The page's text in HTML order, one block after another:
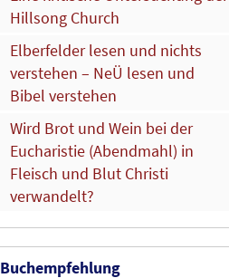
Hillsong Church
Elberfelder lesen und nichts
verstehen – NeÜ lesen und
Bibel verstehen
Wird Brot und Wein bei der
Eucharistie (Abendmahl) in
Fleisch und Blut Christi
verwandelt?
Buchempfehlung